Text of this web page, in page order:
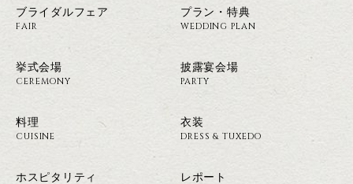
ブライダルフェア
FAIR
プラン・特典
WEDDING PLAN
挙式会場
CEREMONY
披露宴会場
PARTY
料理
CUISINE
衣装
DRESS & TUXEDO
ホスピタリティ レポート